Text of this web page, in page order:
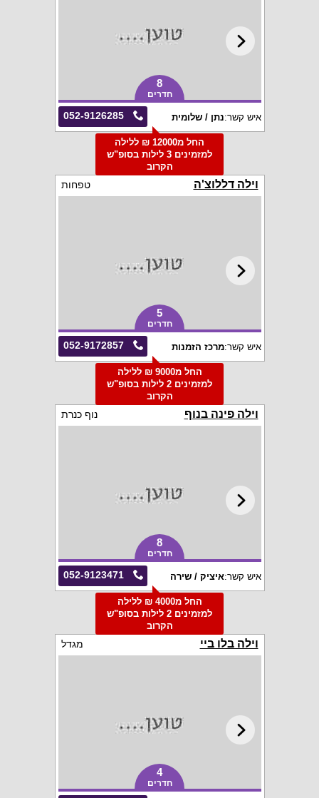
8
חדרים
052-9126285 איש קשר:נתן / שלומית
החל מ12000 ₪ ללילה
למזמינים 3 לילות בסופ"ש
הקרוב
וילה דללוצ'ה טפחות
5
חדרים
052-9172857 איש קשר:מרכז הזמנות
החל מ9000 ₪ ללילה
למזמינים 2 לילות בסופ"ש
הקרוב
וילה פינה בנוף נוף כנרת
8
חדרים
052-9123471 איש קשר:איציק / שירה
החל מ4000 ₪ ללילה
למזמינים 2 לילות בסופ"ש
הקרוב
וילה בלו ביי מגדל
4
חדרים